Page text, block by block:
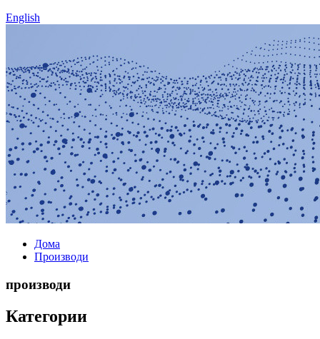
English
Дома
Производи
производи
Категории